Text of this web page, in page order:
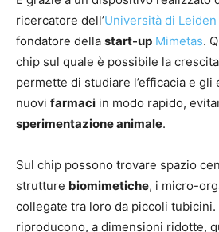
ricercatore dell’Università di Leiden
fondatore della start-up Mimetas.
chip sul quale è possibile la
permette di studiare l’efficacia e
nuovi farmaci in modo rapido,
sperimentazione animale.
Sul chip possono trovare spazio
strutture biomimetiche, i micro-
collegate tra loro da piccoli
riproducono, a dimensioni ridotte,